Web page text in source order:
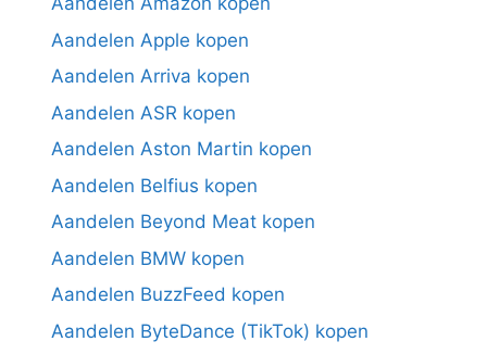
Aandelen Apple kopen
Aandelen Arriva kopen
Aandelen ASR kopen
Aandelen Aston Martin kopen
Aandelen Belfius kopen
Aandelen Beyond Meat kopen
Aandelen BMW kopen
Aandelen BuzzFeed kopen
Aandelen ByteDance (TikTok) kopen